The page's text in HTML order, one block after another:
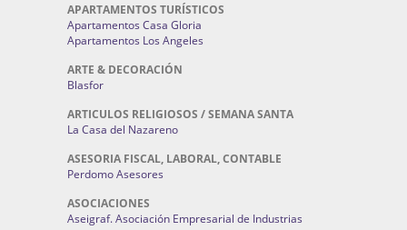
APARTAMENTOS TURÍSTICOS
Apartamentos Casa Gloria
Apartamentos Los Angeles
ARTE & DECORACIÓN
Blasfor
ARTICULOS RELIGIOSOS / SEMANA SANTA
La Casa del Nazareno
ASESORIA FISCAL, LABORAL, CONTABLE
Perdomo Asesores
ASOCIACIONES
Aseigraf. Asociación Empresarial de Industrias